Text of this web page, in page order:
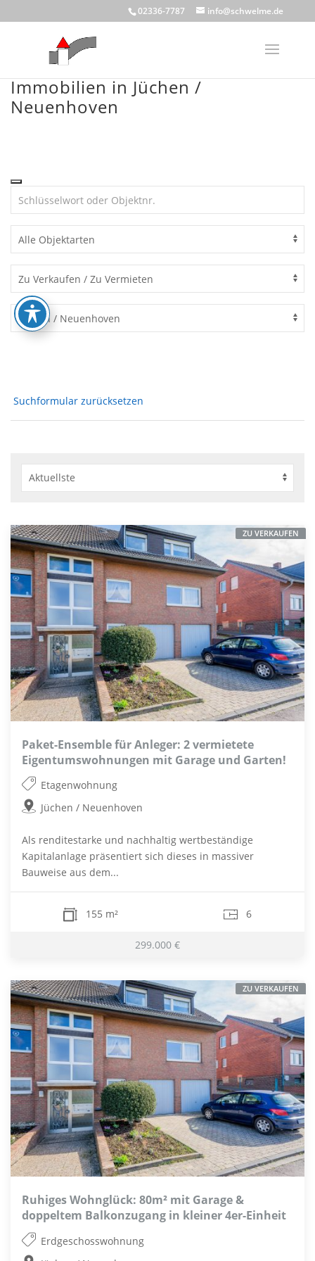
to
02336-7787 info@schwelme.de
Immobilien in Jüchen /
Neuenhoven
Suchformular zurücksetzen
Paket-Ensemble für Anleger: 2 vermietete
Eigentumswohnungen mit Garage und Garten!
Etagenwohnung
Jüchen / Neuenhoven
Als renditestarke und nachhaltig wertbeständige
Kapitalanlage präsentiert sich dieses in massiver
Bauweise aus dem...
155 m² 6
299.000 €
ZU VERKAUFEN
Ruhiges Wohnglück: 80m² mit Garage &
doppeltem Balkonzugang in kleiner 4er-Einheit
Erdgeschosswohnung
ZU VERKAUFEN